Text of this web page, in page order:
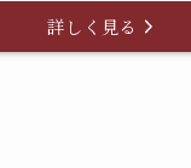
詳しく見る